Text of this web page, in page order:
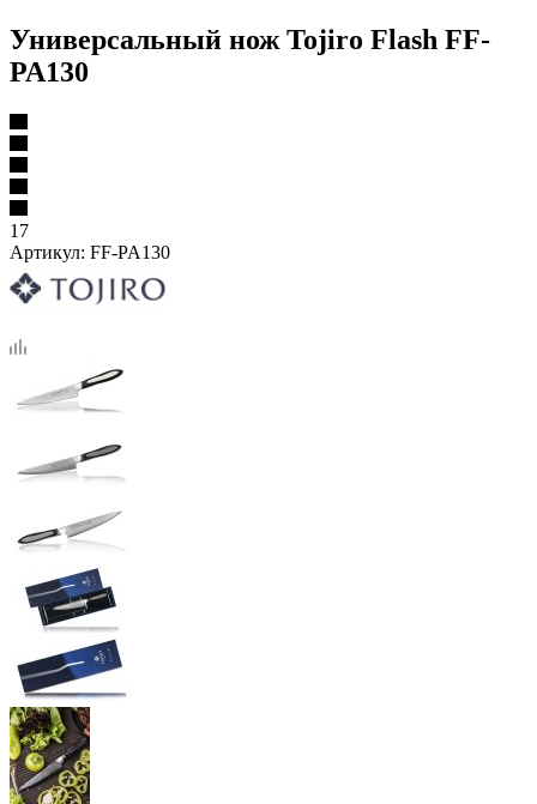
Универсальный нож Tojiro Flash FF-
PA130
17
Артикул: FF-PA130